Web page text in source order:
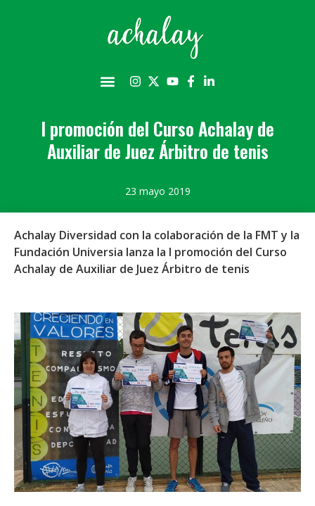
I promoción del Curso Achalay de
Auxiliar de Juez Árbitro de tenis
23 mayo 2019
Achalay Diversidad con la colaboración de la FMT y la
Fundación Universia lanza la I promoción del Curso
Achalay de Auxiliar de Juez Árbitro de tenis